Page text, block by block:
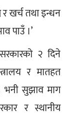
र खर्च तथा इन्धन
पाउँ ।’
२ दिने
र मातहत
भनी सुझाव माग
र स्थानीय